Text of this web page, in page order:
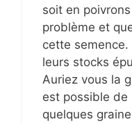
soit en
problème et
cette
leurs stocks
Auriez vous la
est possible de
quelques